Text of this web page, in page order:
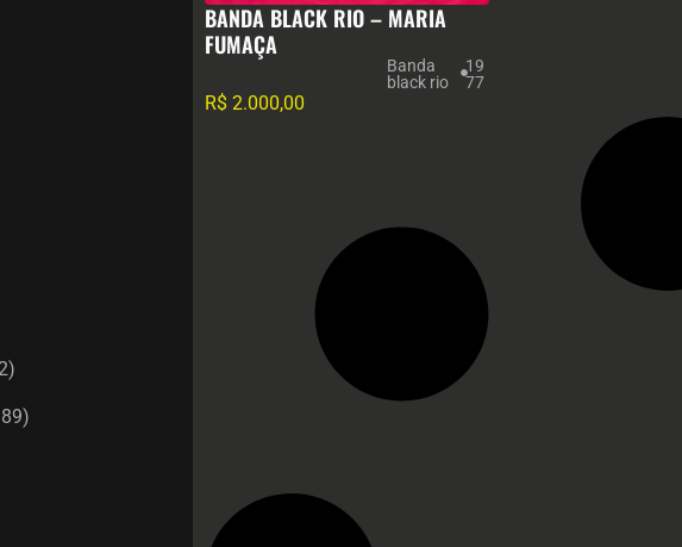
BANDA BLACK RIO – MARIA
FUMAÇA
Banda
black rio
19
77
R$ 2.000,00